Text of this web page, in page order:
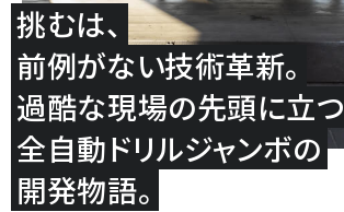
挑むは、
前例がない技術革新。
過酷な現場の先頭に立つ
全自動ドリルジャンボの
開発物語。